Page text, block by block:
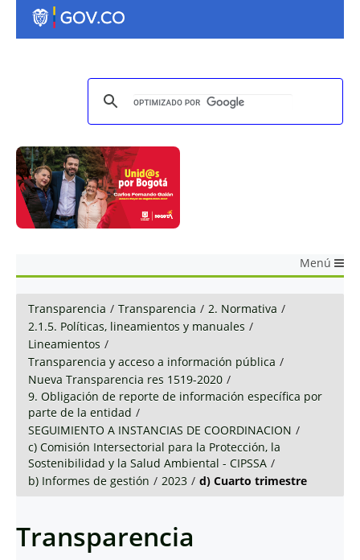
Menú
Transparencia / Transparencia / 2. Normativa /
2.1.5. Políticas, lineamientos y manuales /
Lineamientos /
Transparencia y acceso a información pública /
Nueva Transparencia res 1519-2020 /
9. Obligación de reporte de información específica por
parte de la entidad /
SEGUIMIENTO A INSTANCIAS DE COORDINACION /
c) Comisión Intersectorial para la Protección, la
Sostenibilidad y la Salud Ambiental - CIPSSA /
b) Informes de gestión / 2023 / d) Cuarto trimestre
Transparencia